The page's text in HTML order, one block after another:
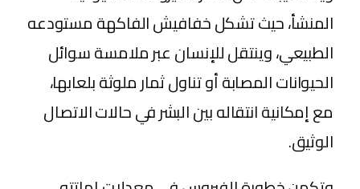
المنشأ، حيث تشكل خفافيش الفاكهة مستودعه
الطبيعي، وينتقل للإنسان عبر ملامسة سوائل
الحيوانات المصابة أو تناول ثمار ملوثة بلعابها،
مع إمكانية انتقاله بين البشر في حالات الاتصال
الوثيق.